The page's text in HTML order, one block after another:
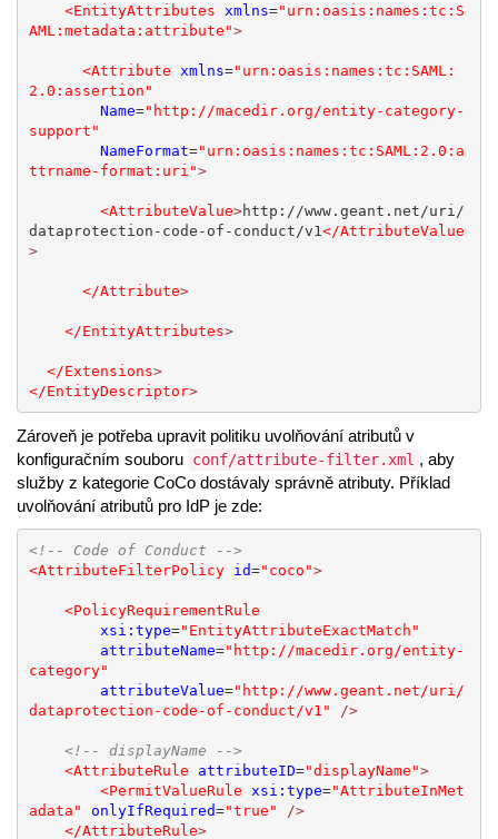
<EntityAttributes xmlns="urn:oasis:names:tc:S
AML:metadata:attribute">
<Attribute xmlns="urn:oasis:names:tc:SAML:
2.0:assertion"
Name="http://macedir.org/entity-category-
support"
NameFormat="urn:oasis:names:tc:SAML:2.0:a
ttrname-format:uri">
<AttributeValue>http://www.geant.net/uri/
dataprotection-code-of-conduct/v1 </AttributeValue
>
</Attribute>
</EntityAttributes>
</Extensions>
</EntityDescriptor>
Zároveň je potřeba upravit politiku uvolňování atributů v
konfiguračním souboru conf/attribute-filter.xml , aby
služby z kategorie CoCo dostávaly správně atributy. Příklad
uvolňování atributů pro IdP je zde:
<!-- Code of Conduct -->
<AttributeFilterPolicy
id="coco">
<PolicyRequirementRule
xsi:type="EntityAttributeExactMatch"
attributeName="http://macedir.org/entity-
category"
attributeValue="http://www.geant.net/uri/
dataprotection-code-of-conduct/v1"
/>
<!-- displayName -->
<AttributeRule
attributeID="displayName">
<PermitValueRule
xsi:type="AttributeInMet
adata"
onlyIfRequired="true"
/>
</AttributeRule>